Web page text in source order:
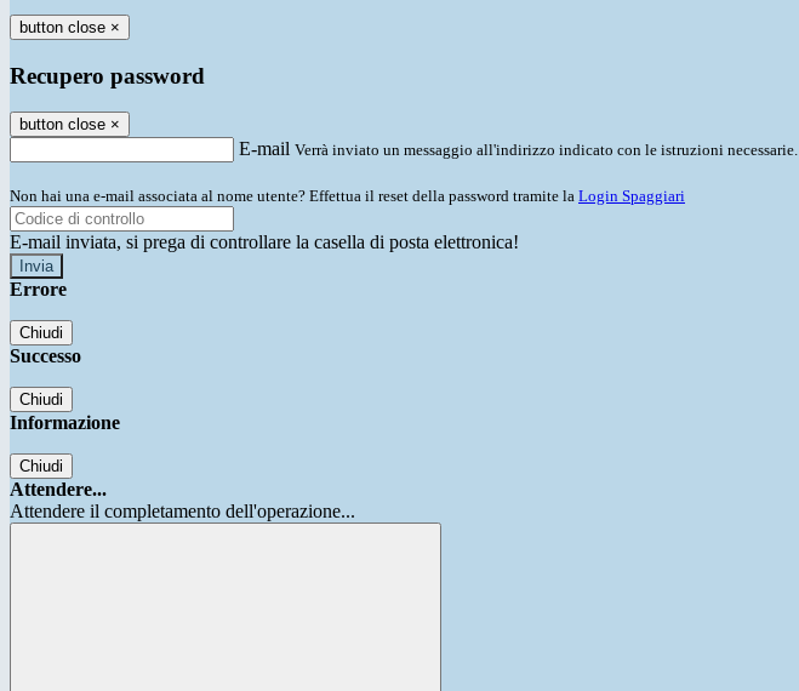
button close ×
Recupero password
button close ×
E-mail Verrà inviato un messaggio all'indirizzo indicato con le istruzioni necessarie.
Non hai una e-mail associata al nome utente? Effettua il reset della password tramite la Login Spaggiari
E-mail inviata, si prega di controllare la casella di posta elettronica!
Errore
Chiudi
Successo
Chiudi
Informazione
Chiudi
Attendere...
Attendere il completamento dell'operazione...